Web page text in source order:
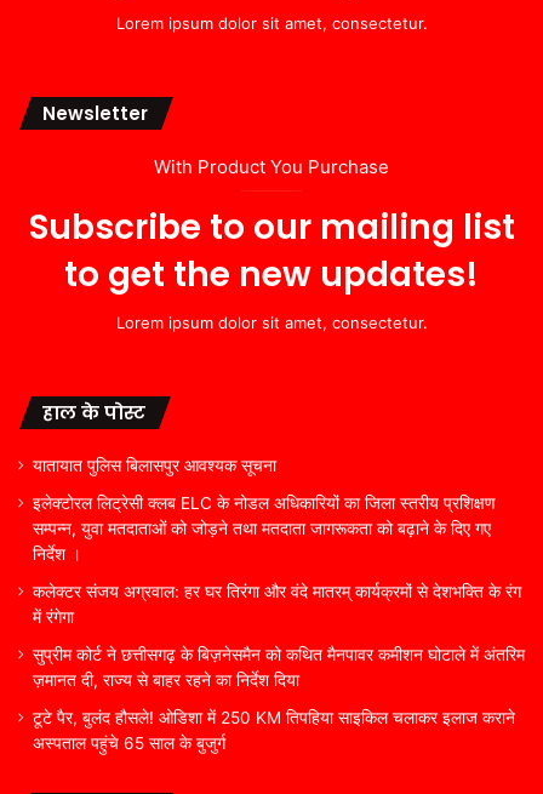
Lorem ipsum dolor sit amet, consectetur.
Newsletter
With Product You Purchase
Subscribe to our mailing list
to get the new updates!
Lorem ipsum dolor sit amet, consectetur.
हाल के पोस्ट
यातायात पुलिस बिलासपुर आवश्यक सूचना
इलेक्टोरल लिट्रेसी क्लब ELC के नोडल अधिकारियों का जिला स्तरीय प्रशिक्षण
सम्पन्न, युवा मतदाताओं को जोड़ने तथा मतदाता जागरूकता को बढ़ाने के दिए गए
निर्देश ।
कलेक्टर संजय अग्रवाल: हर घर तिरंगा और वंदे मातरम् कार्यक्रमों से देशभक्ति के रंग
में रंगेगा
सुप्रीम कोर्ट ने छत्तीसगढ़ के बिज़नेसमैन को कथित मैनपावर कमीशन घोटाले में अंतरिम
ज़मानत दी, राज्य से बाहर रहने का निर्देश दिया
टूटे पैर, बुलंद हौसले! ओडिशा में 250 KM तिपहिया साइकिल चलाकर इलाज कराने
अस्पताल पहुंचे 65 साल के बुजुर्ग